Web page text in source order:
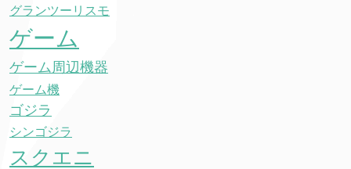
グランツーリスモ
ゲーム
ゲーム周辺機器
ゲーム機
ゴジラ
シンゴジラ
スクエニ